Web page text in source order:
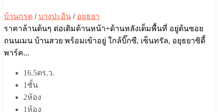
บ้านกรด /บางปะอิน / อยุธยา
ราคาล้านต้นๆ ต่อเติมด้านหน้า+ด้านหลังเต็มพื้นที่ อยู่ต้นซอย
ถนนเมน บ้านสวย พร้อมเข้าอยู่ ใกล้บิ๊กซี, เซ็นทรัล, อยุธยาซิตี้
พาร์ค...
16.5ตร.ว.
1ชั้น
2ห้อง
1ห้อง